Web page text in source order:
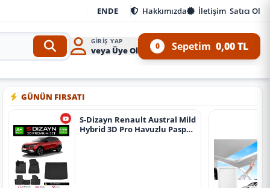
ENDE Hakkımızda İletişim Satıcı Ol
GIRIŞ YAP
veya Üye Ol 0 Sepetim 0,00 TL
GÜNÜN FIRSATI
S-Dizayn Renault Austral Mild
Hybrid 3D Pro Havuzlu Paspas